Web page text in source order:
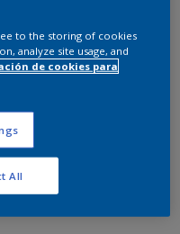
to the storing of cookies
analyze site usage, and
de cookies para
All